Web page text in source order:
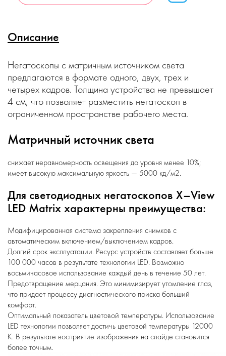
Описание
Негатоскопы с матричным источником света
предлагаются в формате одного, двух, трех и
четырех кадров. Толщина устройства не превышает
4 см, что позволяет разместить негатоскоп в
ограниченном пространстве рабочего места.
Матричный источник света
снижает неравномерность освещения до уровня менее 10%;
имеет высокую максимальную яркость — 5000 кд/м2.
Для светодиодных негатоскопов X–View
LED Matrix характерны преимущества:
Модифицированная система закрепления снимков с
автоматическим включением/выключением кадров.
Долгий срок эксплуатации. Ресурс устройств составляет больше
100 000 часов в результате технологии LED. Возможно
восьмичасовое использование каждый день в течение 50 лет.
Предотвращение мерцания. Это минимизирует утомление глаз,
что придает процессу диагностического поиска больший
комфорт.
Оптимальный показатель цветовой температуры. Использование
LED технологии позволяет достичь цветовой температуры 12000
К. В результате восприятие изображения на слайде становится
более точным.